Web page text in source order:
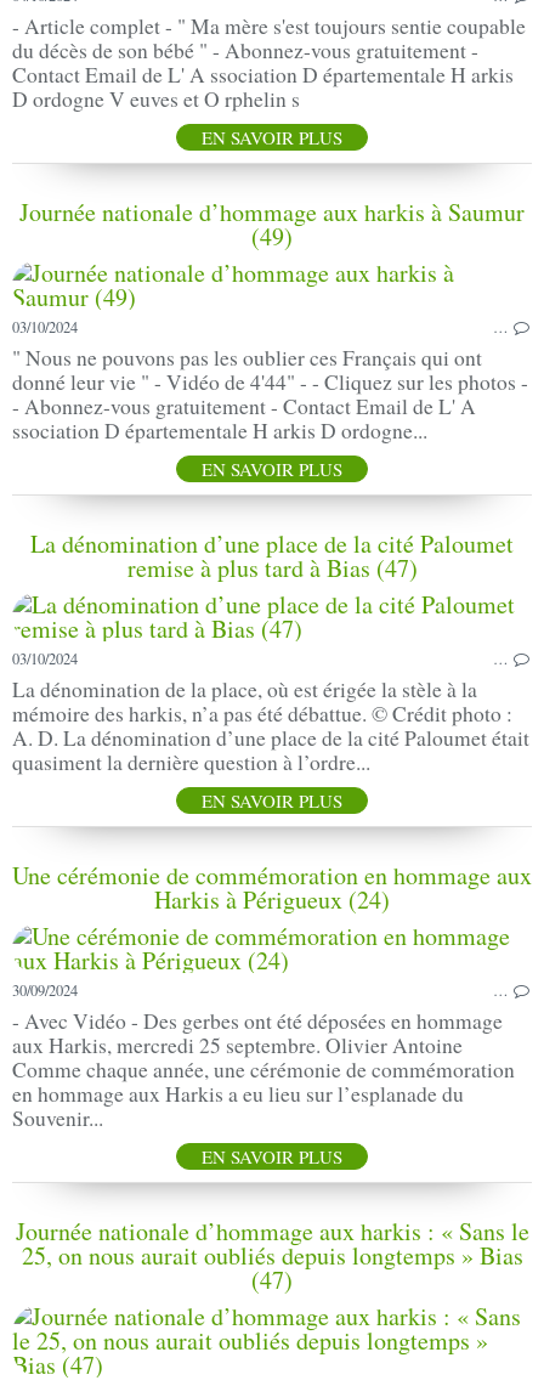
- Article complet - " Ma mère s'est toujours sentie coupable
du décès de son bébé " - Abonnez-vous gratuitement -
Contact Email de L' A ssociation D épartementale H arkis
D ordogne V euves et O rphelin s
EN SAVOIR PLUS
Journée nationale d’hommage aux harkis à Saumur
(49)
03/10/2024 …
" Nous ne pouvons pas les oublier ces Français qui ont
donné leur vie " - Vidéo de 4'44" - - Cliquez sur les photos -
- Abonnez-vous gratuitement - Contact Email de L' A
ssociation D épartementale H arkis D ordogne...
EN SAVOIR PLUS
La dénomination d’une place de la cité Paloumet
remise à plus tard à Bias (47)
03/10/2024 …
La dénomination de la place, où est érigée la stèle à la
mémoire des harkis, n’a pas été débattue. © Crédit photo :
A. D. La dénomination d’une place de la cité Paloumet était
quasiment la dernière question à l’ordre...
EN SAVOIR PLUS
Une cérémonie de commémoration en hommage aux
Harkis à Périgueux (24)
30/09/2024 …
- Avec Vidéo - Des gerbes ont été déposées en hommage
aux Harkis, mercredi 25 septembre. Olivier Antoine
Comme chaque année, une cérémonie de commémoration
en hommage aux Harkis a eu lieu sur l’esplanade du
Souvenir...
EN SAVOIR PLUS
Journée nationale d’hommage aux harkis : « Sans le
25, on nous aurait oubliés depuis longtemps » Bias
(47)